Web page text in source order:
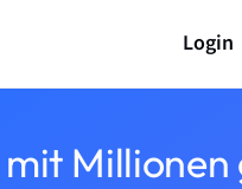
Login